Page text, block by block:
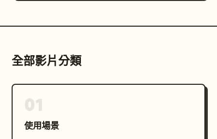
全部影片分類
使用場景